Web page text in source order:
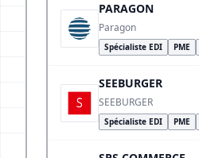
PARAGON
Paragon
Spécialiste EDI PME
SEEBURGER
SEEBURGER
Spécialiste EDI PME